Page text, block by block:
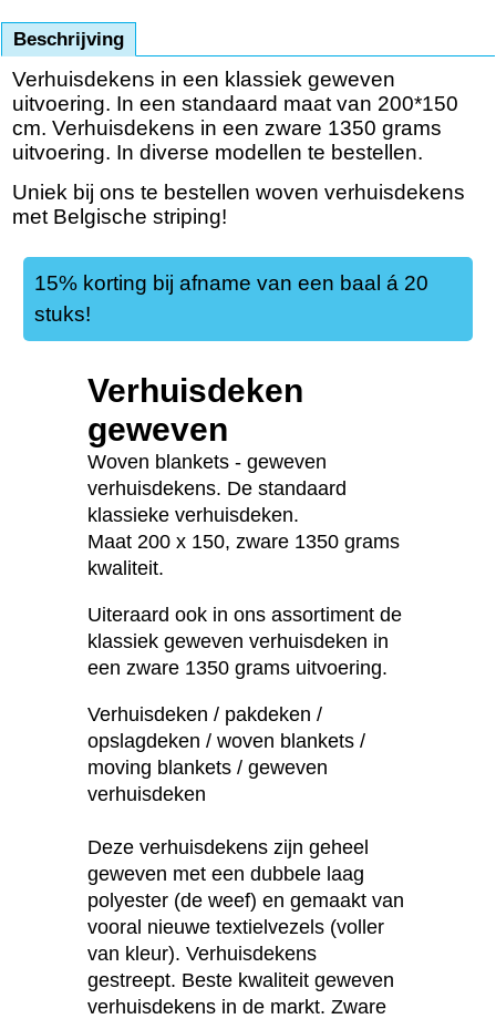
Beschrijving
Verhuisdekens in een klassiek geweven
uitvoering. In een standaard maat van 200*150
cm. Verhuisdekens in een zware 1350 grams
uitvoering. In diverse modellen te bestellen.
Uniek bij ons te bestellen woven verhuisdekens
met Belgische striping!
15% korting bij afname van een baal á 20
stuks!
Verhuisdeken
geweven
Woven blankets - geweven
verhuisdekens. De standaard
klassieke verhuisdeken.
Maat 200 x 150, zware 1350 grams
kwaliteit.
Uiteraard ook in ons assortiment de
klassiek geweven verhuisdeken in
een zware 1350 grams uitvoering.
Verhuisdeken / pakdeken /
opslagdeken / woven blankets /
moving blankets / geweven
verhuisdeken
Deze verhuisdekens zijn geheel
geweven met een dubbele laag
polyester (de weef) en gemaakt van
vooral nieuwe textielvezels (voller
van kleur). Verhuisdekens
gestreept. Beste kwaliteit geweven
verhuisdekens in de markt. Zware